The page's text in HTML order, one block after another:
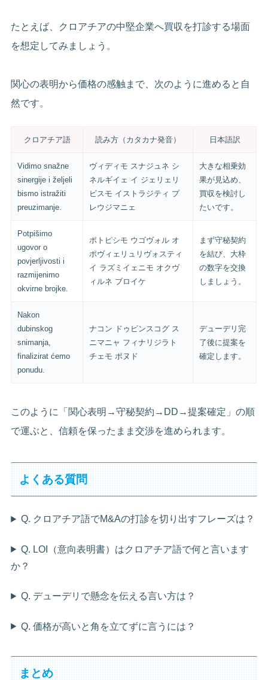
たとえば、クロアチアの中堅企業へ買収を打診する場面
を想定してみましょう。
関心の表明から価格の感触まで、次のように進めると自
然です。
クロアチア語 読み方（カタカナ発音） 日本語訳
Vidimo snažne
sinergije i željeli
bismo istražiti
preuzimanje.
ヴィディモ スナジュネ シ
ネルギイェ イ ジェリェリ
ビスモ イストラジティ プ
レウジマニェ
大きな相乗効
果が見込め、
買収を検討し
たいです。
Potpišimo
ugovor o
povjerljivosti i
razmijenimo
okvirne brojke.
ポトピシモ ウゴヴォル オ
ポヴィェリュリヴォスティ
イ ラズミイェニモ オクヴ
ィルネ ブロイケ
まず守秘契約
を結び、大枠
の数字を交換
しましょう。
Nakon
dubinskog
snimanja,
finalizirat ćemo
ponudu.
ナコン ドゥビンスコグ ス
ニマニャ フィナリジラト
チェモ ポヌド
デューデリ完
了後に提案を
確定します。
このように「関心表明→守秘契約→DD→提案確定」の順
で運ぶと、信頼を保ったまま交渉を進められます。
よくある質問
Q. クロアチア語でM&Aの打診を切り出すフレーズは？
Q. LOI（意向表明書）はクロアチア語で何と言います
か？
Q. デューデリで懸念を伝える言い方は？
Q. 価格が高いと角を立てずに言うには？
まとめ